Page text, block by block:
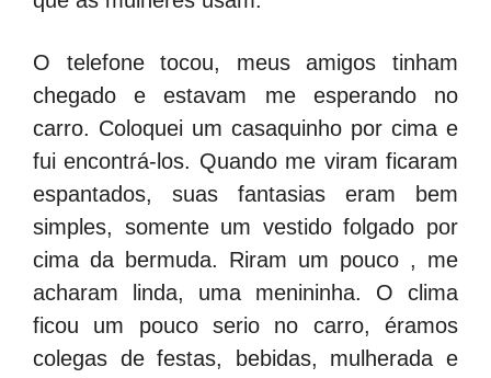
O telefone tocou, meus amigos tinham
chegado e estavam me esperando no
carro. Coloquei um casaquinho por cima e
fui encontrá-los. Quando me viram ficaram
espantados, suas fantasias eram bem
simples, somente um vestido folgado por
cima da bermuda. Riram um pouco , me
acharam linda, uma menininha. O clima
ficou um pouco serio no carro, éramos
colegas de festas, bebidas, mulherada e